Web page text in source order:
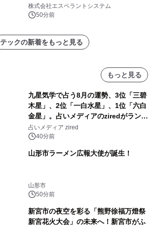
全一体化アプリ」を提供開始
株式会社エスペラントシステム
50分前
テックの新着をもっと見る
もっと見る
九星気学で占う8月の運勢、3位「三碧
木星」、2位「一白水星」、1位「六白
金星」。占いメディアのziredがランキ
ングを発表
占いメディア zired
40分前
山形市ラーメン広報大使が誕生！
山形市
50分前
新宮市の夜空を彩る「熊野徐福万燈祭
新宮花火大会」の未来へ！新宮市がふ